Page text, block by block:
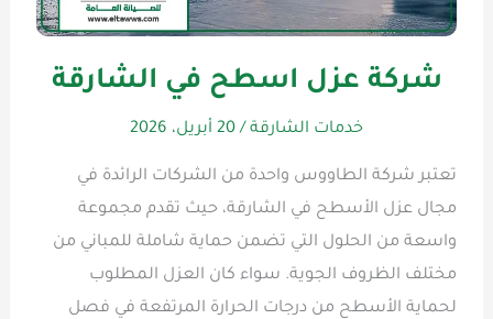
شركة عزل اسطح في الشارقة
خدمات الشارقة /20 أبريل، 2026
تعتبر شركة الطاووس واحدة من الشركات الرائدة في
مجال عزل الأسطح في الشارقة، حيث تقدم مجموعة
واسعة من الحلول التي تضمن حماية شاملة للمباني من
مختلف الظروف الجوية. سواء كان العزل المطلوب
لحماية الأسطح من درجات الحرارة المرتفعة في فصل